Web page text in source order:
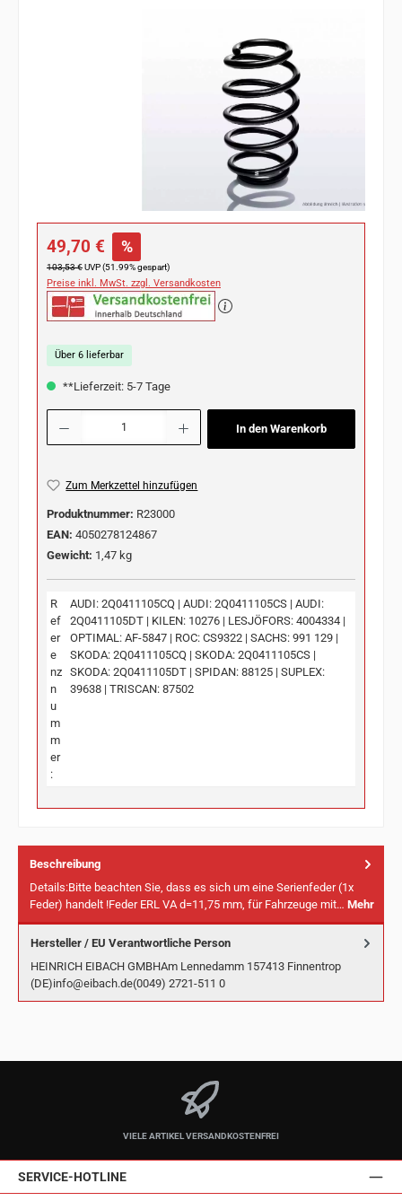
Verkaufspreis:
49,70 € %
Regulärer Preis:
103,53 €UVP (51.99% gespart)
Preise inkl. MwSt. zzgl. Versandkosten
Über 6 lieferbar
**Lieferzeit: 5-7 Tage
Produkt Anzahl: Gib den gewünschten Wert ein oder benutze die Schaltflächen
In den Warenkorb
Zum Merkzettel hinzufügen
Produktnummer: R23000
EAN: 4050278124867
Gewicht: 1,47 kg
R
ef
er
e
nz
n
u
m
m
er
:
AUDI: 2Q0411105CQ | AUDI: 2Q0411105CS | AUDI:
2Q0411105DT | KILEN: 10276 | LESJÖFORS: 4004334 |
OPTIMAL: AF-5847 | ROC: CS9322 | SACHS: 991 129 |
SKODA: 2Q0411105CQ | SKODA: 2Q0411105CS |
SKODA: 2Q0411105DT | SPIDAN: 88125 | SUPLEX:
39638 | TRISCAN: 87502
Beschreibung
Details:Bitte beachten Sie, dass es sich um eine Serienfeder (1x
Feder) handelt !Feder ERL VA d=11,75 mm, für Fahrzeuge mit… Mehr
Hersteller / EU Verantwortliche Person
HEINRICH EIBACH GMBHAm Lennedamm 157413 Finnentrop
(DE)info@eibach.de(0049) 2721-511 0
VIELE ARTIKEL VERSANDKOSTENFREI
SERVICE-HOTLINE